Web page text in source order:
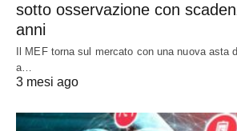
sotto osservazione con
anni
Il MEF torna sul mercato con una nuova asta
a…
3 mesi ago